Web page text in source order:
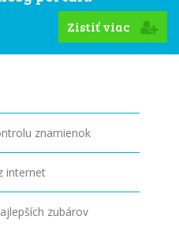
Zistiť viac
znamienok
internet
zubárov